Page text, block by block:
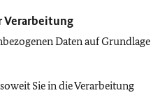
Verarbeitung
Daten auf Grundlage
Sie in die Verarbeitung